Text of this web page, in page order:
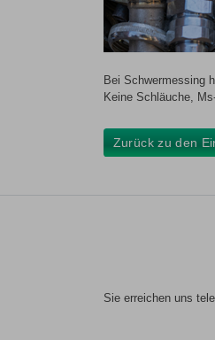
Bei Schwermessing
Keine Schläuche,
Zurück zu den
Sie erreichen uns